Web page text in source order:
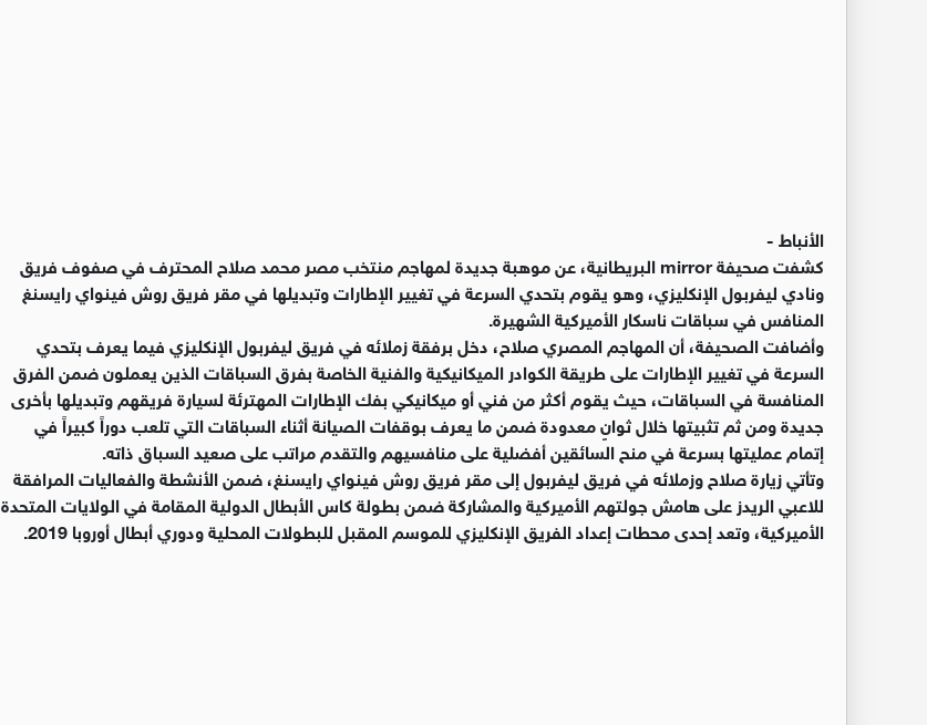
الأنباط -
كشفت صحيفة mirror البريطانية، عن موهبة جديدة لمهاجم منتخب مصر محمد صلاح المحترف في صفوف فريق
ونادي ليفربول الإنكليزي، وهو يقوم بتحدي السرعة في تغيير الإطارات وتبديلها في مقر فريق روش فينواي رايسنغ
المنافس في سباقات ناسكار الأميركية الشهيرة.
وأضافت الصحيفة، أن المهاجم المصري صلاح، دخل برفقة زملائه في فريق ليفربول الإنكليزي فيما يعرف بتحدي
السرعة في تغيير الإطارات على طريقة الكوادر الميكانيكية والفنية الخاصة بفرق السباقات الذين يعملون ضمن الفرق
المنافسة في السباقات، حيث يقوم أكثر من فني أو ميكانيكي بفك الإطارات المهترئة لسيارة فريقهم وتبديلها بأخرى
جديدة ومن ثم تثبيتها خلال ثوانٍ معدودة ضمن ما يعرف بوقفات الصيانة أثناء السباقات التي تلعب دوراً كبيراً في
إتمام عمليتها بسرعة في منح السائقين أفضلية على منافسيهم والتقدم مراتب على صعيد السباق ذاته.
وتأتي زيارة صلاح وزملائه في فريق ليفربول إلى مقر فريق روش فينواي رايسنغ، ضمن الأنشطة والفعاليات المرافقة
للاعبي الريدز على هامش جولتهم الأميركية والمشاركة ضمن بطولة كاس الأبطال الدولية المقامة في الولايات المتحدة
الأميركية، وتعد إحدى محطات إعداد الفريق الإنكليزي للموسم المقبل للبطولات المحلية ودوري أبطال أوروبا 2019.